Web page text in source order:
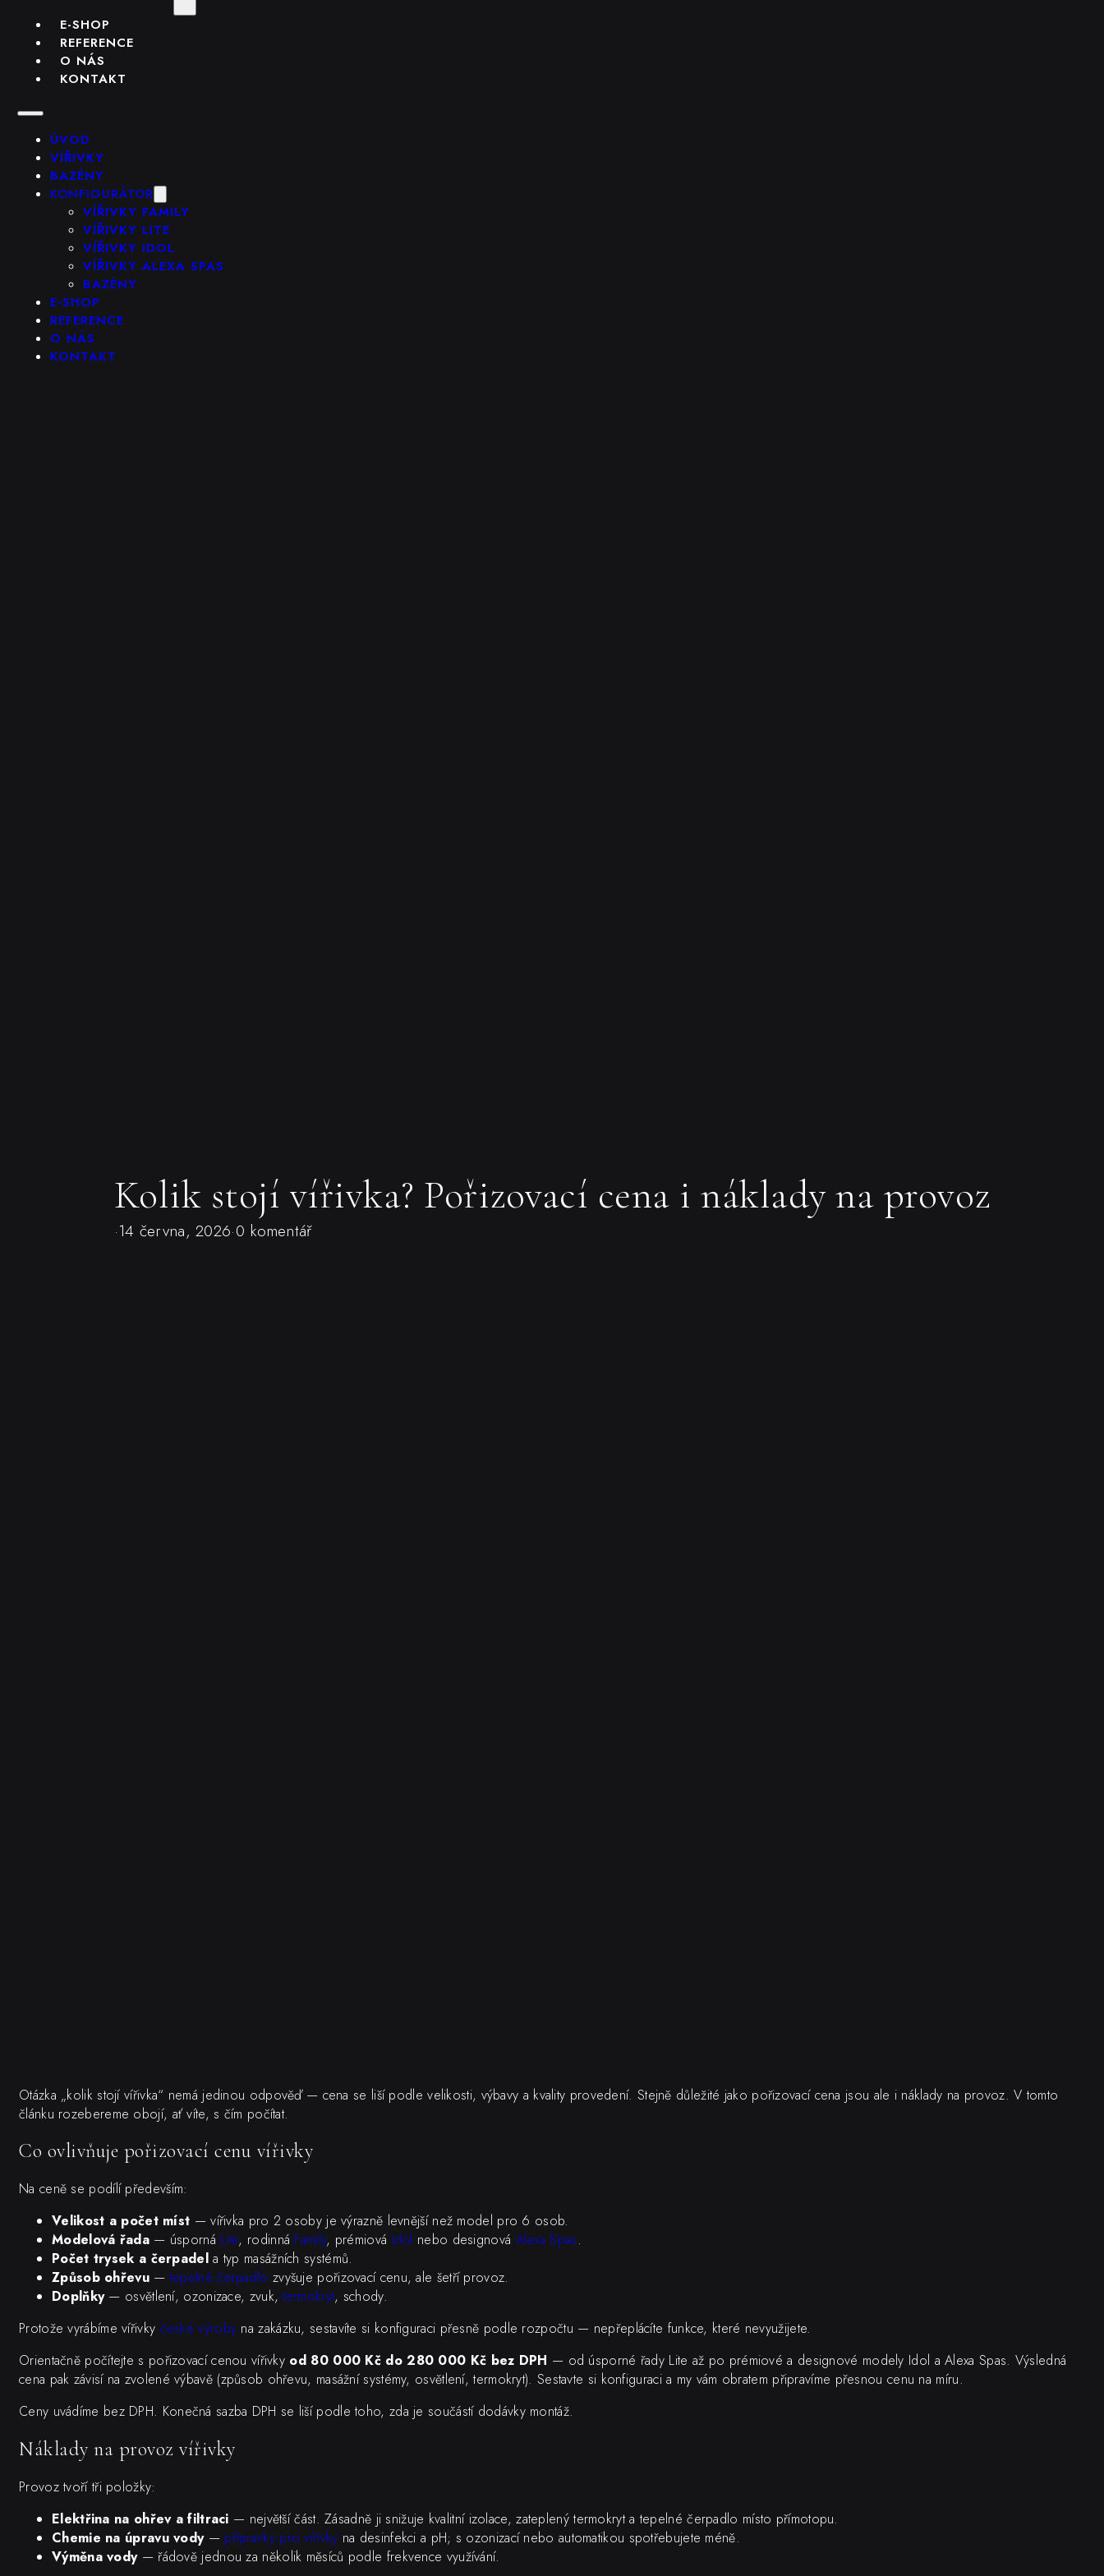
E-SHOP
REFERENCE
O NÁS
KONTAKT
ÚVOD
VÍŘIVKY
BAZÉNY
KONFIGURÁTOR
VÍŘIVKY FAMILY
VÍŘIVKY LITE
VÍŘIVKY IDOL
VÍŘIVKY ALEXA SPAS
BAZÉNY
E-SHOP
REFERENCE
O NÁS
KONTAKT
Kolik stojí vířivka? Pořizovací cena i náklady na provoz
·14 června, 2026·0 komentář
Otázka „kolik stojí vířivka“ nemá jedinou odpověď — cena se liší podle velikosti, výbavy a kvality provedení. Stejně důležité jako pořizovací cena jsou ale i náklady na provoz. V tomto
článku rozebereme obojí, ať víte, s čím počítat.
Co ovlivňuje pořizovací cenu vířivky
Na ceně se podílí především:
Velikost a počet míst — vířivka pro 2 osoby je výrazně levnější než model pro 6 osob.
Modelová řada— úsporná Lite, rodinná Family, prémiová Idol nebo designová Alexa Spas.
Počet trysek a čerpadela typ masážních systémů.
Způsob ohřevu— tepelné čerpadlo zvyšuje pořizovací cenu, ale šetří provoz.
Doplňky— osvětlení, ozonizace, zvuk,termokryt, schody.
Protože vyrábíme vířivky české výroby na zakázku, sestavíte si konfiguraci přesně podle rozpočtu — nepřeplácíte funkce, které nevyužijete.
Orientačně počítejte s pořizovací cenou vířivky od 80 000 Kč do 280 000 Kč bez DPH — od úsporné řady Lite až po prémiové a designové modely Idol a Alexa Spas. Výsledná
cena pak závisí na zvolené výbavě (způsob ohřevu, masážní systémy, osvětlení, termokryt). Sestavte si konfiguraci a my vám obratem připravíme přesnou cenu na míru.
Ceny uvádíme bez DPH. Konečná sazba DPH se liší podle toho, zda je součástí dodávky montáž.
Náklady na provoz vířivky
Provoz tvoří tři položky:
Elektřina na ohřev a filtraci — největší část. Zásadně ji snižuje kvalitní izolace, zateplený termokryt a tepelné čerpadlo místo přímotopu.
Chemie na úpravu vody— přípravky pro vířivky na desinfekci a pH; s ozonizací nebo automatikou spotřebujete méně.
Výměna vody— řádově jednou za několik měsíců podle frekvence využívání.